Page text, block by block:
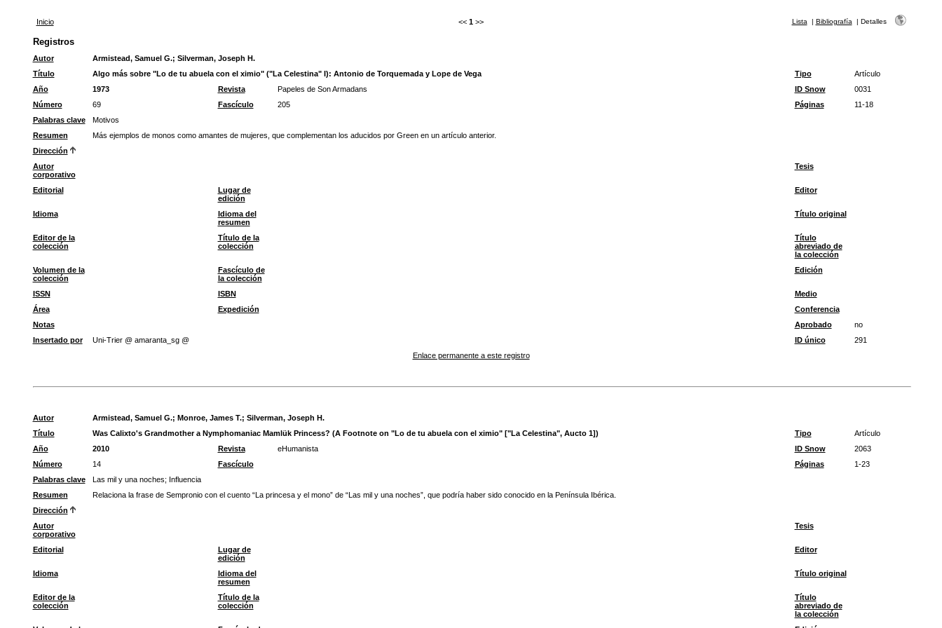
Inicio << 1 >> Lista | Bibliografía | Detalles
Registros
Autor Armistead, Samuel G.; Silverman, Joseph H.
Título
Algo más sobre "Lo de tu abuela con el ximio" ("La Celestina" I): Antonio de Torquemada y Lope de Vega Tipo
Artículo
Año
1973 Revista Papeles de Son Armadans ID Snow
0031
Número
69 Fascículo 205 Páginas
11-18
Palabras clave
Motivos
Resumen
Más ejemplos de monos como amantes de mujeres, que complementan los aducidos por Green en un artículo anterior.
Dirección
Autor
corporativo
Tesis
Editorial
Lugar de
edición
Editor
Idioma
Idioma del
resumen
Título original
Editor de la
colección
Título de la
colección
Título
abreviado de
la colección
Volumen de la
colección
Fascículo de
la colección
Edición
ISSN ISBN
Medio
Área
Expedición
Conferencia
Notas
Aprobado
no
Insertado por
Uni-Trier @ amaranta_sg @ ID único
291
Enlace permanente a este registro
Autor Armistead, Samuel G.; Monroe, James T.; Silverman, Joseph H.
Título
Was Calixto's Grandmother a Nymphomaniac Mamlük Princess? (A Footnote on "Lo de tu abuela con el ximio" ["La Celestina", Aucto 1]) Tipo
Artículo
Año
2010 Revista eHumanista ID Snow
2063
Número
14 Fascículo Páginas
1-23
Palabras clave
Las mil y una noches; Influencia
Resumen
Relaciona la frase de Sempronio con el cuento “La princesa y el mono” de “Las mil y una noches”, que podría haber sido conocido en la Península Ibérica.
Dirección
Autor
corporativo
Tesis
Editorial
Lugar de
edición
Editor
Idioma
Idioma del
resumen
Título original
Editor de la
colección
Título de la
colección
Título
abreviado de
la colección